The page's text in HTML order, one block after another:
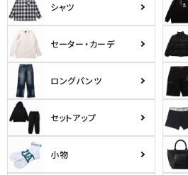
シャツ
セーター・カーデ
ロングパンツ
セットアップ
小物